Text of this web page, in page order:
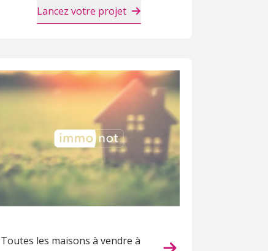
Lancez votre projet
Toutes les maisons à vendre à